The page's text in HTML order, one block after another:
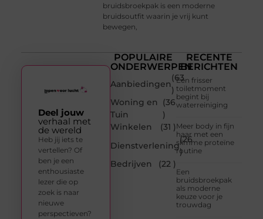
bruidsbroekpak is een moderne
bruidsoutfit waarin je vrij kunt
bewegen,
POPULAIRE
ONDERWERPEN
Aanbiedingen
(63
)
Woning en
Tuin
(36
)
Winkelen
(31 )
Dienstverlening
(26
)
Bedrijven
(22 )
RECENTE
BERICHTEN
Een frisser
toiletmoment
begint bij
waterreiniging
Meer body in fijn
haar met een
slimme proteïne
routine
Een
bruidsbroekpak
als moderne
keuze voor je
trouwdag
Deel jouw
verhaal met
de wereld
Heb jij iets te
vertellen? Of
ben je een
enthousiaste
lezer die op
zoek is naar
nieuwe
perspectieven?